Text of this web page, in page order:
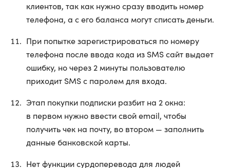
клиентов, так как нужно сразу вводить номер
телефона, а с его баланса могут списать деньги.
При попытке зарегистрироваться по номеру
телефона после ввода кода из SMS сайт выдает
ошибку, но через 2 минуты пользователю
приходит SMS с паролем для входа.
Этап покупки подписки разбит на 2 окна:
в первом нужно ввести свой email, чтобы
получить чек на почту, во втором — заполнить
данные банковской карты.
Нет функции сурдоперевода для людей